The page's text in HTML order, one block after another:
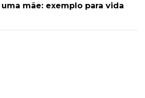
mãe: exemplo para vida